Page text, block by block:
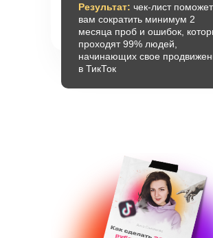
Результат: чек-лист поможет
вам сократить минимум 2
месяца проб и ошибок,
проходят 99% людей,
начинающих свое
в ТикТок